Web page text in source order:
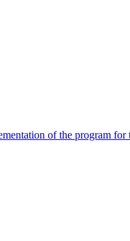
of the program